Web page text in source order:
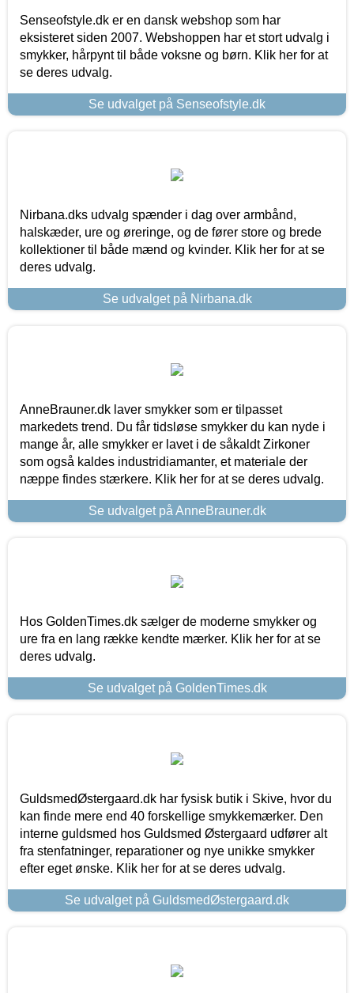
Senseofstyle.dk er en dansk webshop som har
eksisteret siden 2007. Webshoppen har et stort udvalg i
smykker, hårpynt til både voksne og børn. Klik her for at
se deres udvalg.
Se udvalget på Senseofstyle.dk
Nirbana.dks udvalg spænder i dag over armbånd,
halskæder, ure og øreringe, og de fører store og brede
kollektioner til både mænd og kvinder. Klik her for at se
deres udvalg.
Se udvalget på Nirbana.dk
AnneBrauner.dk laver smykker som er tilpasset
markedets trend. Du får tidsløse smykker du kan nyde i
mange år, alle smykker er lavet i de såkaldt Zirkoner
som også kaldes industridiamanter, et materiale der
næppe findes stærkere. Klik her for at se deres udvalg.
Se udvalget på AnneBrauner.dk
Hos GoldenTimes.dk sælger de moderne smykker og
ure fra en lang række kendte mærker. Klik her for at se
deres udvalg.
Se udvalget på GoldenTimes.dk
GuldsmedØstergaard.dk har fysisk butik i Skive, hvor du
kan finde mere end 40 forskellige smykkemærker. Den
interne guldsmed hos Guldsmed Østergaard udfører alt
fra stenfatninger, reparationer og nye unikke smykker
efter eget ønske. Klik her for at se deres udvalg.
Se udvalget på GuldsmedØstergaard.dk